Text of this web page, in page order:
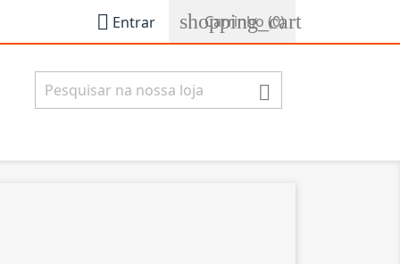
 Entrar shopping_cart
Carrinho (0)
